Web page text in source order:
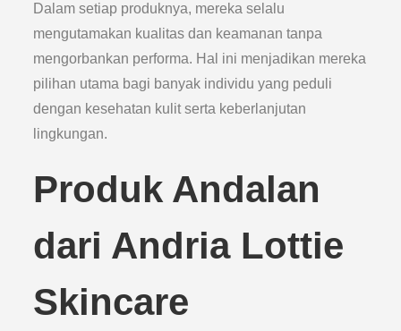
Dalam setiap produknya, mereka selalu
mengutamakan kualitas dan keamanan tanpa
mengorbankan performa. Hal ini menjadikan mereka
pilihan utama bagi banyak individu yang peduli
dengan kesehatan kulit serta keberlanjutan
lingkungan.
Produk Andalan
dari Andria Lottie
Skincare